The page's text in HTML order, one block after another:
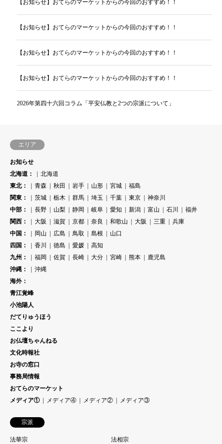
【お知らせ】おてらのマーケットからの今回のおすすめ！！
【お知らせ】おてらのマーケットからの今回のおすすめ！！
【お知らせ】おてらのマーケットからの今回のおすすめ！！
【お知らせ】おてらのマーケットからの今回のおすすめ！！
2026年第四十六回コラム「平安仏教と2つの宗派について」
エリア
お知らせ
北海道：
北海道
東北：
青森 秋田 岩手 山形 宮城
福島
関東：
茨城 栃木 群馬 埼玉 千葉 東京
神奈川
中部：
長野 山梨 静岡 岐阜 愛知 新潟 富山 石川
福井
関西：
大阪 滋賀 京都 奈良 和歌山 大阪 三重
兵庫
中国：
岡山 広島 鳥取 島根
山口
四国：
香川 徳島 愛媛
高知
九州：
福岡 佐賀 長崎 大分 宮崎 熊本
鹿児島
沖縄：
沖縄
海外：
青江覚峰
小池陽人
だてりゅうほう
ここより
お仏壇ちゃんねる
文化時報社
お寺の窓口
事務局情報
おてらのマーケット
メディア①
メディア④ メディア② メディア③
宗派
法華宗
法相宗